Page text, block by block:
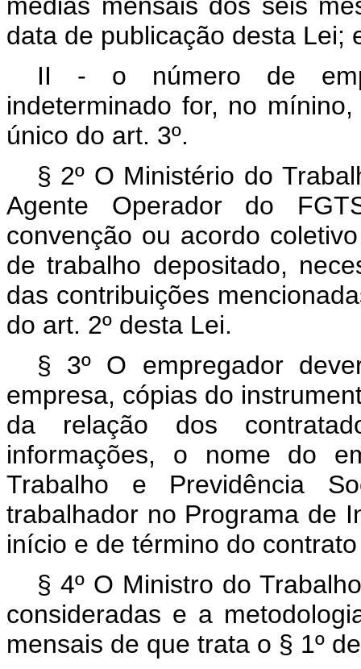
data de publicação desta Lei;
II - o número de
indeterminado for, no
único do art. 3º.
§ 2º O Ministério do
Agente Operador do
convenção ou acordo
de trabalho depositado,
das contribuições
do art. 2º desta Lei.
§ 3º O empregador
empresa, cópias do
da relação dos
informações, o nome do
Trabalho e Previdência
trabalhador no Programa de
início e de término do
§ 4º O Ministro do
consideradas e a
mensais de que trata o § 1º